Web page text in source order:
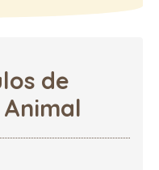
de